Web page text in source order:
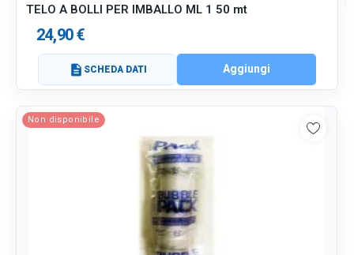
TELO A BOLLI PER IMBALLO ML 1 50 mt
24,90 €
description SCHEDA DATI Aggiungi
Non disponibile